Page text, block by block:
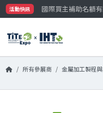
活動快訊
國際買主補助名額
參觀門票開放申請
國際買主補助名額有
所有參展商 金屬加工製程